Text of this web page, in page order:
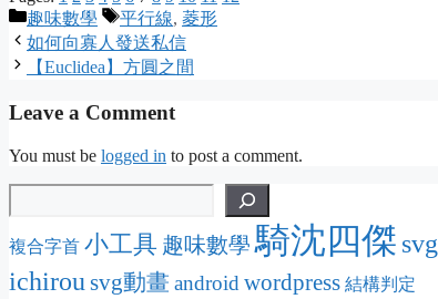
Categories
趣味數學 Tags
平行線, 菱形
如何向寡人發送私信
【Euclidea】方圓之間
Leave a Comment
You must be logged in to post a comment.
複合字首 小工具 趣味數學 騎沈四傑 svg
ichirou svg動畫 android wordpress 結構判定